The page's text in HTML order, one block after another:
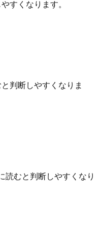
すくなります。
判断しやすくなりま
読むと判断しやすくなり